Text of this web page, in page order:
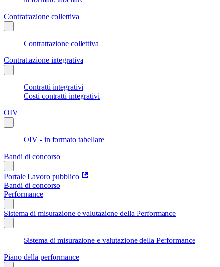
Contrattazione collettiva
Contrattazione collettiva
Contrattazione integrativa
Contratti integrativi
Costi contratti integrativi
OIV
OIV - in formato tabellare
Bandi di concorso
Portale Lavoro pubblico
Bandi di concorso
Performance
Sistema di misurazione e valutazione della Performance
Sistema di misurazione e valutazione della Performance
Piano della performance